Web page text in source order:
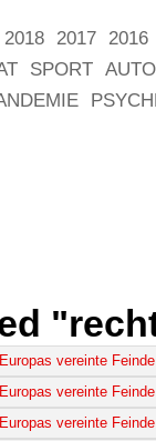
2018 2017 2016
SPORT